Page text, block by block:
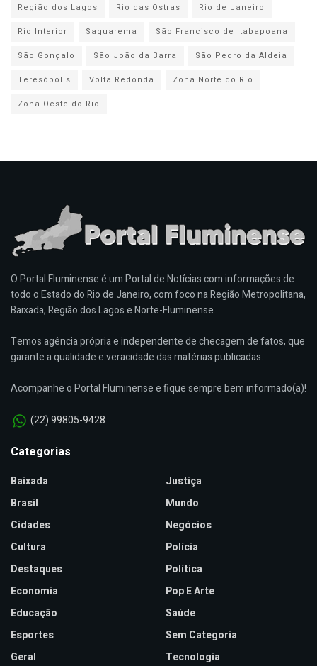
Região dos Lagos
Rio das Ostras
Rio de Janeiro
Rio Interior
Saquarema
São Francisco de Itabapoana
São Gonçalo
São João da Barra
São Pedro da Aldeia
Teresópolis
Volta Redonda
Zona Norte do Rio
Zona Oeste do Rio
O Portal Fluminense é um Portal de Notícias com informações de
todo o Estado do Rio de Janeiro, com foco na Região Metropolitana,
Baixada, Região dos Lagos e Norte-Fluminense.
Temos agência própria e independente de checagem de fatos, que
garante a qualidade e veracidade das matérias publicadas.
Acompanhe o Portal Fluminense e fique sempre bem informado(a)!
(22) 99805-9428
Categorias
Baixada
Brasil
Cidades
Cultura
Destaques
Economia
Educação
Esportes
Geral
Justiça
Mundo
Negócios
Polícia
Política
Pop E Arte
Saúde
Sem Categoria
Tecnologia